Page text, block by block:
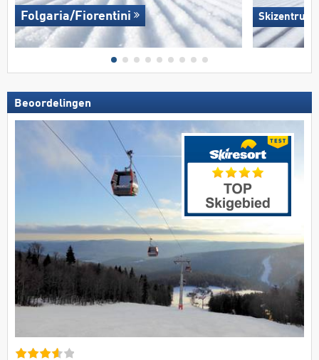
Folgaria/​Fiorentini Skizentrum
Beoordelingen